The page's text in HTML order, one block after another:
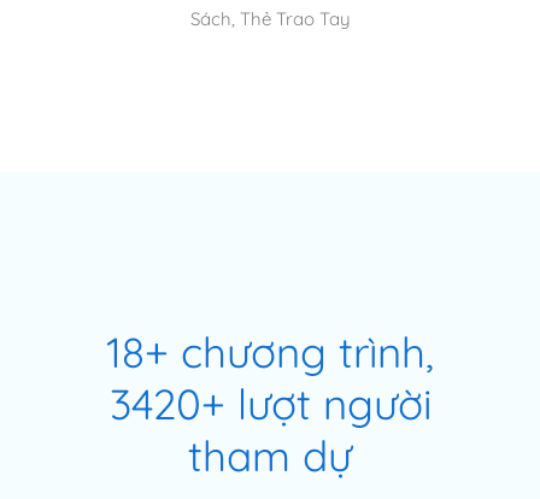
Sách, Thẻ Trao Tay
18+ chương trình,
3420+ lượt người
tham dự